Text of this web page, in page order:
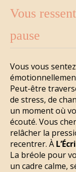
Vous
pause
Vous vous
Peut-être
de stress, de
un moment où
écouté. Vous
relâcher la
recentrer. À
La bréole pour
un cadre calme,